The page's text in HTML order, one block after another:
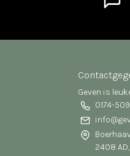
Geven is
0174-
2408